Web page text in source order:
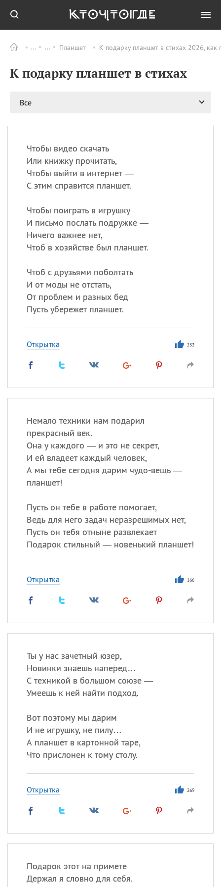
Планшет К подарку планшет в стихах 2026, как
К подарку планшет в стихах
Все
Чтобы видео скачать
Или книжку прочитать,
Чтобы выйти в интернет —
С этим справится планшет.
Чтобы поиграть в игрушку
И письмо послать подружке —
Ничего важнее нет,
Чтоб в хозяйстве был планшет.
Чтоб с друзьями поболтать
И от моды не отстать,
От проблем и разных бед
Пусть убережет планшет.
Открытка 233
Немало техники нам подарил
прекрасный век.
Она у каждого — и это не секрет,
И ей владеет каждый человек,
А мы тебе сегодня дарим чудо-вещь —
планшет!
Пусть он тебе в работе помогает,
Ведь для него задач неразрешимых нет,
Пусть он тебя отныне развлекает
Подарок стильный — новенький планшет!
Открытка 166
Ты у нас зачетный юзер,
Новинки знаешь наперед…
С техникой в большом союзе —
Умеешь к ней найти подход.
Вот поэтому мы дарим
И не игрушку, не пилу…
А планшет в картонной таре,
Что прислонен к тому столу.
Открытка 269
Подарок этот на примете
Держал я словно для себя.
ПРАЗДНИКИ Все
09.08 День памяти жертв
09.08
(Smokey Bear Day)
ИМЕНА
Сергей
Посмотреть значение
происхождение